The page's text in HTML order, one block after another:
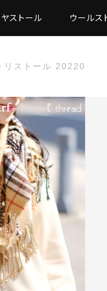
ストール ウールス
リストール 20220
ストール 20220